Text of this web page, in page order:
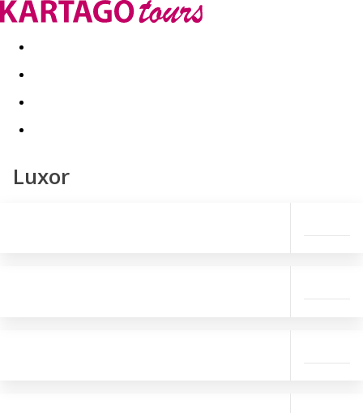
Last minute Dovolenkové kluby
Luxor